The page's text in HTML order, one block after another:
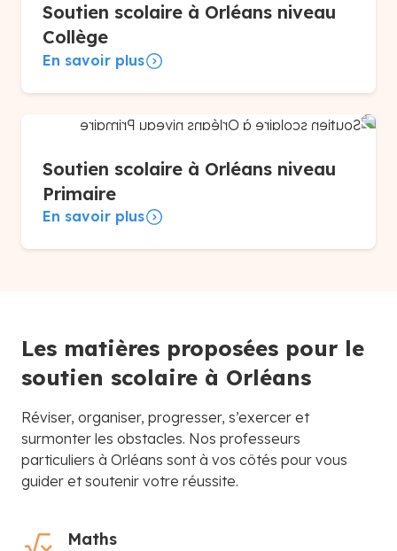
Soutien scolaire à Orléans niveau
Collège
En savoir plus
Soutien scolaire à Orléans niveau
Primaire
En savoir plus
Les matières proposées pour le
soutien scolaire à Orléans
Réviser, organiser, progresser, s’exercer et
surmonter les obstacles. Nos professeurs
particuliers à Orléans sont à vos côtés pour vous
guider et soutenir votre réussite.
Maths